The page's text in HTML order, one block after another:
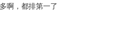
生）
学生）
啊，都排第一了